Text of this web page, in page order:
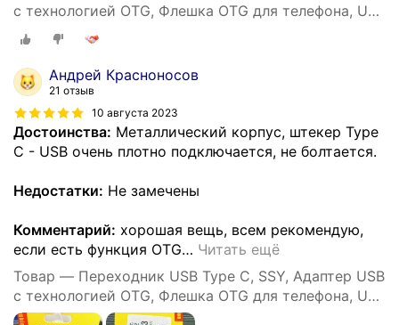
с технологией OTG, Флешка OTG для телефона, USB
хаб
Андрей Красноносов
21 отзыв
10 августа 2023
Достоинства: Металлический корпус, штекер Type
C - USB очень плотно подключается, не болтается.
Недостатки: Не замечены
Комментарий: хорошая вещь, всем рекомендую,
если есть функция OTG… Читать ещё
Товар — Переходник USB Type C, SSY, Адаптер USB
с технологией OTG, Флешка OTG для телефона, USB
хаб